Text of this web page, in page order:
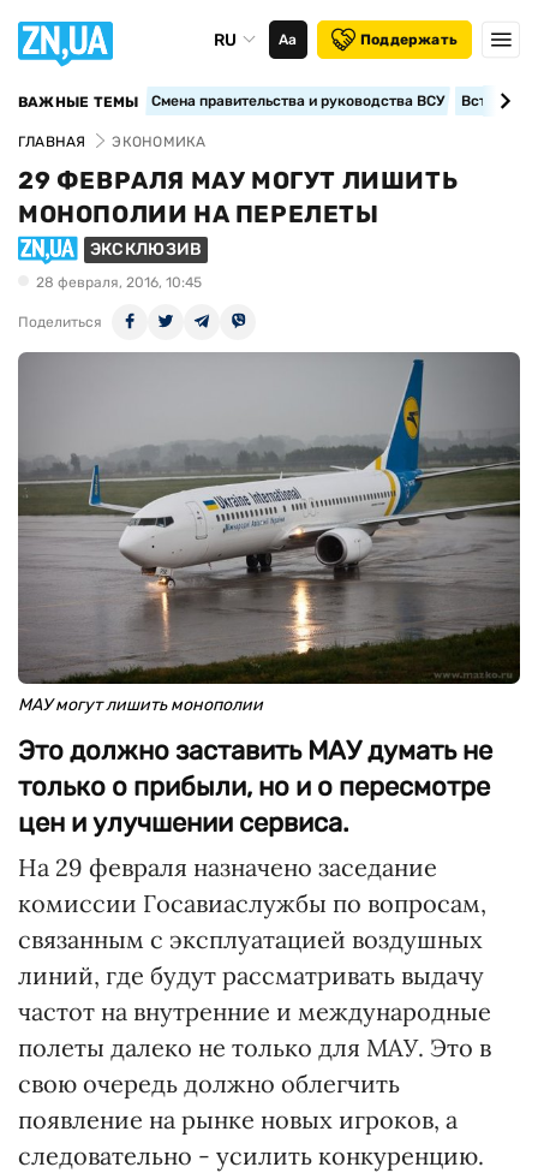
RU Аа Поддержать
ВАЖНЫЕ ТЕМЫ Смена правительства и руководства ВСУ
ГЛАВНАЯ ЭКОНОМИКА
29 ФЕВРАЛЯ МАУ МОГУТ ЛИШИТЬ
МОНОПОЛИИ НА ПЕРЕЛЕТЫ
ЭКСКЛЮЗИВ
28 февраля, 2016, 10:45
Поделиться
МАУ могут лишить монополии
Это должно заставить МАУ думать не
только о прибыли, но и о пересмотре
цен и улучшении сервиса.
На 29 февраля назначено заседание
комиссии Госавиаслужбы по вопросам,
связанным с эксплуатацией воздушных
линий, где будут рассматривать выдачу
частот на внутренние и международные
полеты далеко не только для МАУ. Это в
свою очередь должно облегчить
появление на рынке новых игроков, а
следовательно - усилить конкуренцию.